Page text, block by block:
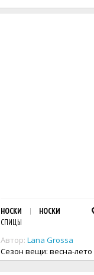
НОСКИ
НОСКИ
СПИЦЫ
Автор: Lana Grossa
Сезон вещи: весна-лето